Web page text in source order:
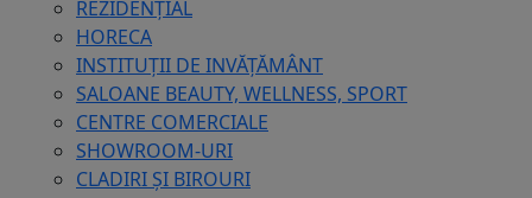
REZIDENȚIAL
HORECA
INSTITUȚII DE INVĂȚĂMÂNT
SALOANE BEAUTY, WELLNESS, SPORT
CENTRE COMERCIALE
SHOWROOM-URI
CLADIRI ȘI BIROURI